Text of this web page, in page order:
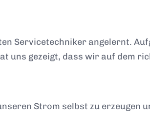
Servicetechniker angelernt.
uns gezeigt, dass wir auf dem
Strom selbst zu erzeugen